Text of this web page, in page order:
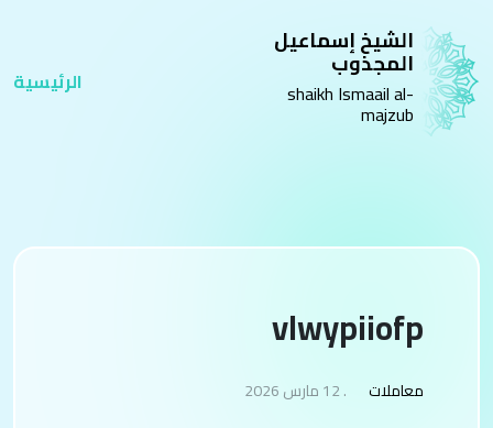
الشيخ إسماعيل
المجذوب
shaikh Ismaail al-
majzub
الرئيسية
vlwypiiofp
معاملات . 12 مارس 2026